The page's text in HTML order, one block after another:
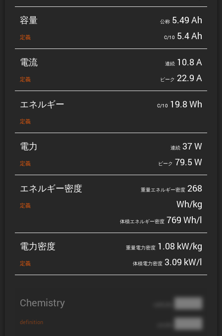
容量
定義
公称 5.49 Ah
C/10 5.4 Ah
電流
定義
連続 10.8 A
ピーク 22.9 A
エネルギー
定義
C/10 19.8 Wh
電力
定義
連続 37 W
ピーク 79.5 W
エネルギー密度
定義
重量エネルギー密度 268
Wh/kg
体積エネルギー密度 769 Wh/l
電力密度
定義
重量電力密度 1.08 kW/kg
体積電力密度 3.09 kW/l
Chemistry
definition
████
████